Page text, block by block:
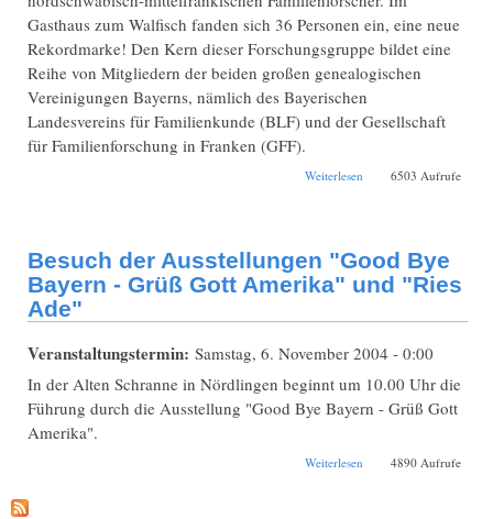
Gasthaus zum Walfisch fanden sich 36 Personen ein, eine neue
Rekordmarke! Den Kern dieser Forschungsgruppe bildet eine
Reihe von Mitgliedern der beiden großen genealogischen
Vereinigungen Bayerns, nämlich des Bayerischen
Landesvereins für Familienkunde (BLF) und der Gesellschaft
für Familienforschung in Franken (GFF).
Weiterlesen über 5.6503 Aufrufe
Besuch der Ausstellungen "Good Bye
Bayern - Grüß Gott Amerika" und "Ries
Ade"
Veranstaltungstermin: Samstag, 6. November 2004 - 0:00
In der Alten Schranne in Nördlingen beginnt um 10.00 Uhr die
Führung durch die Ausstellung "Good Bye Bayern - Grüß Gott
Amerika".
Weiterlesen über Besuch der
4890 Aufrufe